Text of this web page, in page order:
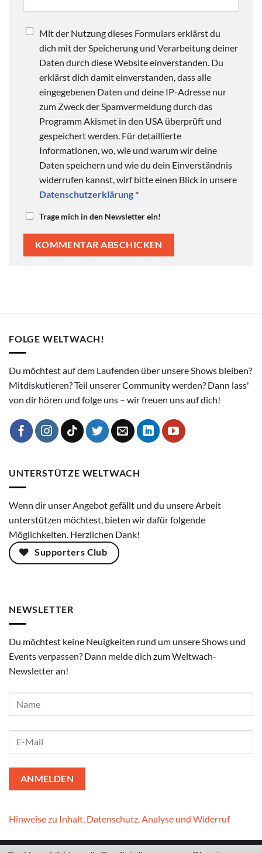
Mit der Nutzung dieses Formulars erklärst du
dich mit der Speicherung und Verarbeitung deiner
Daten durch diese Website einverstanden. Du
erklärst dich damit einverstanden, dass alle
eingegebenen Daten und deine IP-Adresse nur
zum Zweck der Spamvermeidung durch das
Programm Akismet in den USA überprüft und
gespeichert werden. Für detaillierte
Informationen, wo, wie und warum wir deine
Daten speichern und wie du dein Einverständnis
widerrufen kannst, wirf bitte einen Blick in unsere
Datenschutzerklärung *
Trage mich in den Newsletter ein!
FOLGE WELTWACH!
Du möchtest auf dem Laufenden über unsere Shows bleiben?
Mitdiskutieren? Teil unserer Community werden? Dann lass'
von dir hören und folge uns – wir freuen uns auf dich!
UNTERSTÜTZE WELTWACH
Wenn dir unser Angebot gefällt und du unsere Arbeit
unterstützen möchtest, bieten wir dafür folgende
Möglichkeiten. Herzlichen Dank!
Supporters Club
NEWSLETTER
Du möchtest keine Neuigkeiten rund um unsere Shows und
Events verpassen? Dann melde dich zum Weltwach-
Newsletter an!
Hinweise zu Inhalt, Datenschutz, Analyse und Widerruf